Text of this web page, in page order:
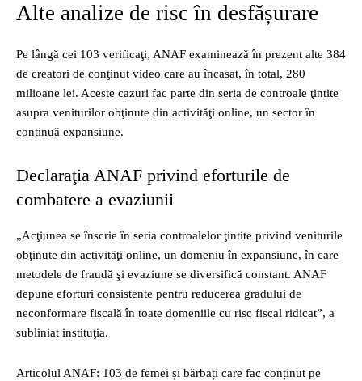
Alte analize de risc în desfășurare
Pe lângă cei 103 verificaţi, ANAF examinează în prezent alte 384
de creatori de conţinut video care au încasat, în total, 280
milioane lei. Aceste cazuri fac parte din seria de controale ţintite
asupra veniturilor obţinute din activităţi online, un sector în
continuă expansiune.
Declaraţia ANAF privind eforturile de
combatere a evaziunii
„Acţiunea se înscrie în seria controalelor ţintite privind veniturile
obţinute din activităţi online, un domeniu în expansiune, în care
metodele de fraudă şi evaziune se diversifică constant. ANAF
depune eforturi consistente pentru reducerea gradului de
neconformare fiscală în toate domeniile cu risc fiscal ridicat”, a
subliniat instituţia.
Articolul ANAF: 103 de femei și bărbați care fac conținut pe